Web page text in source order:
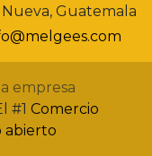
Guatemala
empresa
#1 Comercio
abierto